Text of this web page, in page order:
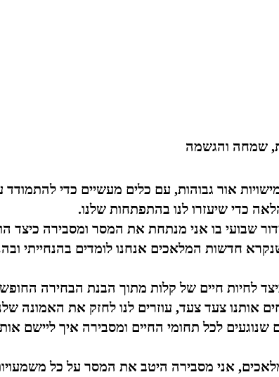
שמחה והגשמה
כדי שיעזרו לנו בהתפתחות שלנו.
שבועי בו אני מנתחת את המסר ומסבירה כיצד
חדשות המלאכים אנחנו לומדים בהנחייתי
לחיות חיים של קלות מתוך הבנת הבחירה
אותנו צעד צעד, עוזרים לנו לחזק את האמונה
לכל תחומי החיים ומסבירה איך ליישם
אני מסבירה היטב את המסר על כל